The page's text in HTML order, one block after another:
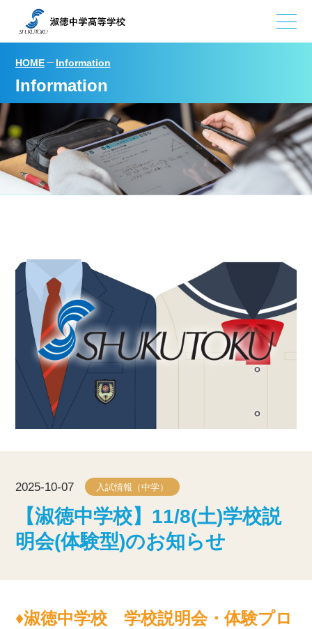
HOME Information
Information
2025-10-07 入試情報（中学）
【淑徳中学校】11/8(土)学校説
明会(体験型)のお知らせ
♦淑徳中学校　学校説明会・体験プロ